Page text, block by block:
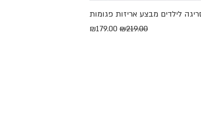
מחיר רגיל
₪219.00מחיר מבצע
₪179.00